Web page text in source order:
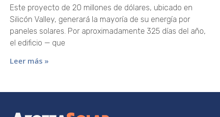
Este proyecto de 20 millones de dólares, ubicado en
Silicón Valley, generará la mayoría de su energía por
paneles solares. Por aproximadamente 325 días del año,
el edificio — que
Leer más »